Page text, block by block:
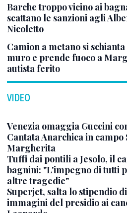
Barche troppo vicino ai
scattano le sanzioni agli
Nicoletto
Camion a metano si
muro e prende fuoco a
autista ferito
VIDEO
Venezia omaggia Guccini
Cantata Anarchica in campo
Margherita
Tuffi dai pontili a Jesolo, il
bagnini: "L'impegno di tutti
altre tragedie"
Superjet, salta lo stipendio
immagini del presidio ai